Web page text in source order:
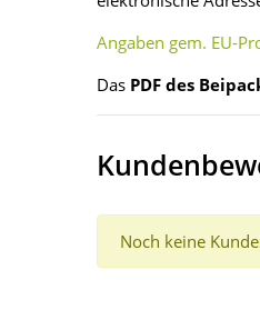
Angaben gem. EU-
Das PDF des
Noch keine